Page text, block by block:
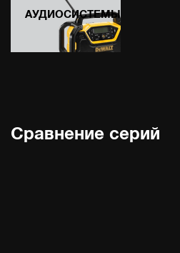
АУДИОСИСТЕМЫ
Сравнение серий